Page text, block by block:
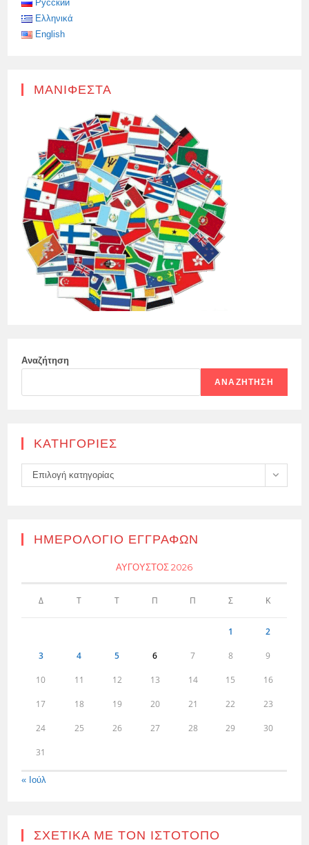
Русский
Ελληνικά
English
ΜΑΝΙΦΈΣΤΑ
Αναζήτηση
ΑΝΑΖΉΤΗΣΗ
KΑΤΗΓΟΡΊΕΣ
Kατηγορίες
Επιλογή κατηγορίας
ΗΜΕΡΟΛΌΓΙΟ ΕΓΓΡΑΦΏΝ
ΑΎΓΟΥΣΤΟΣ 2026
Δ Τ Τ Π Π Σ Κ
1 2
3 4 5 6 7 8 9
10 11 12 13 14 15 16
17 18 19 20 21 22 23
24 25 26 27 28 29 30
31
« Ιούλ
ΣΧΕΤΙΚΆ ΜΕ ΤΟΝ ΙΣΤΌΤΟΠΟ